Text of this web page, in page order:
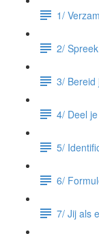
1/
2/
3/ Bereid
4/ Deel
5/
6/
7/ Jij als